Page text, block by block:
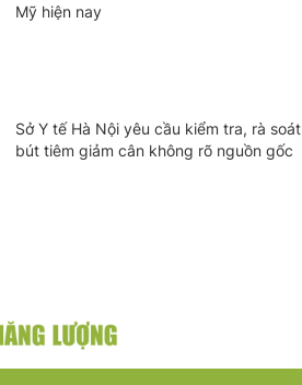
Mỹ hiện nay
Sở Y tế Hà Nội yêu cầu kiểm tra, rà soát
bút tiêm giảm cân không rõ nguồn gốc